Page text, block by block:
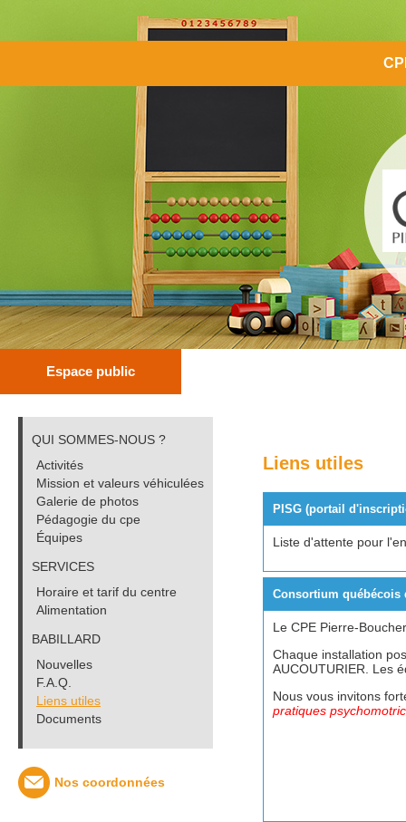
Espace public
QUI SOMMES-NOUS ?
Activités
Mission et valeurs véhiculées
Galerie de photos
Pédagogie du cpe
Équipes
SERVICES
Horaire et tarif du centre
Alimentation
BABILLARD
Nouvelles
F.A.Q.
Liens utiles
Documents
Nos coordonnées
Liens utiles
PISG (portail
Liste d'attente pour
Consortium québécois
Le CPE Pierre-
Chaque installation
AUCOUTURIER. Les
Nous vous invitons
pratiques